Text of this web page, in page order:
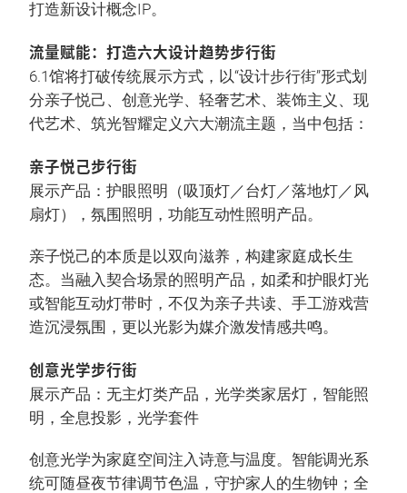
打造新设计概念IP。
流量赋能：打造六大设计趋势步行街
6.1馆将打破传统展示方式，以“设计步行街”形式划
分亲子悦己、创意光学、轻奢艺术、装饰主义、现
代艺术、筑光智耀定义六大潮流主题，当中包括：
亲子悦己步行街
展示产品：护眼照明（吸顶灯／台灯／落地灯／风
扇灯），氛围照明，功能互动性照明产品。
亲子悦己的本质是以双向滋养，构建家庭成长生
态。当融入契合场景的照明产品，如柔和护眼灯光
或智能互动灯带时，不仅为亲子共读、手工游戏营
造沉浸氛围，更以光影为媒介激发情感共鸣。
创意光学步行街
展示产品：无主灯类产品，光学类家居灯，智能照
明，全息投影，光学套件
创意光学为家庭空间注入诗意与温度。智能调光系
统可随昼夜节律调节色温，守护家人的生物钟；全